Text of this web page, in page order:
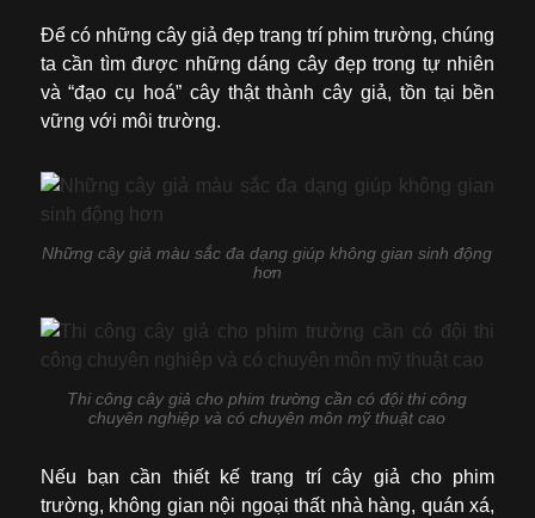
Để có những cây giả đẹp trang trí phim trường, chúng
ta cần tìm được những dáng cây đẹp trong tự nhiên
và “đạo cụ hoá” cây thật thành cây giả, tồn tại bền
vững với môi trường.
Những cây giả màu sắc đa dạng giúp không gian sinh động
hơn
Thi công cây giả cho phim trường cần có đội thi công
chuyên nghiệp và có chuyên môn mỹ thuật cao
Nếu bạn cần thiết kế trang trí cây giả cho phim
trường, không gian nội ngoại thất nhà hàng, quán xá,